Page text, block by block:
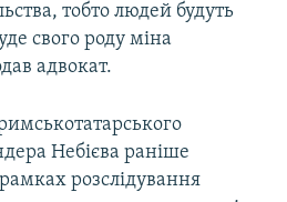
тобто людей будуть
свого роду міна
адвокат.
Небієва раніше
розслідування